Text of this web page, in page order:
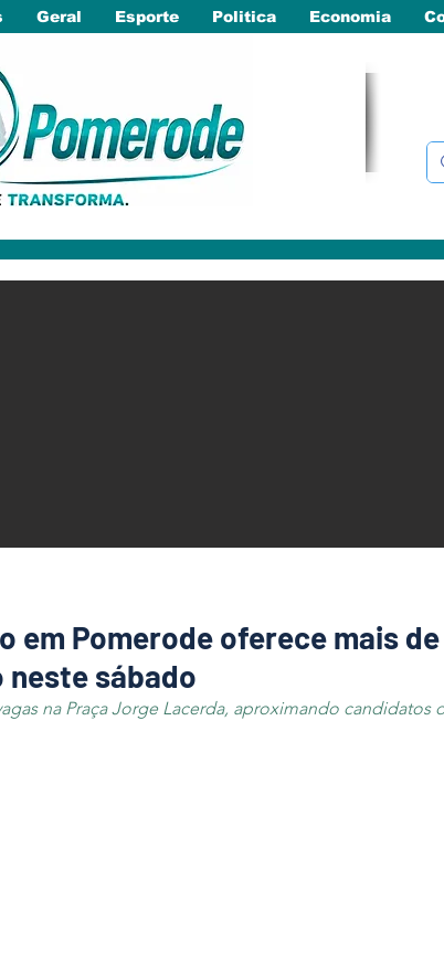
Geral Esporte Politica Economia
em Pomerode oferece mais
sábado
na Praça Jorge Lacerda, aproximando candidatos